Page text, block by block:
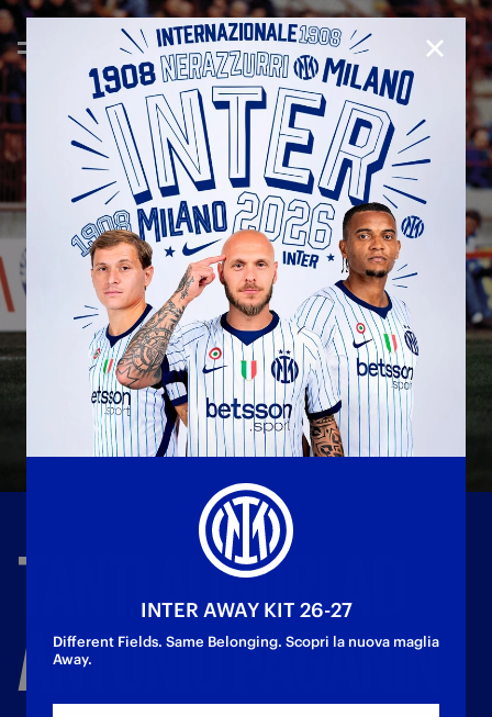
TANTIAUGURIAD
ANTONIOPAGANIN
INTER AWAY KIT 26-27
Different Fields. Same Belonging. Scopri la nuova maglia
Away.